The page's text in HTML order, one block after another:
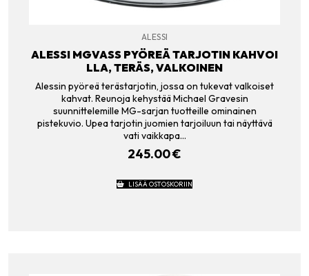
ALESSI
ALESSI MGVASS PYÖREÄ TARJOTIN KAHVOI
LLA, TERÄS, VALKOINEN
Alessin pyöreä terästarjotin, jossa on tukevat valkoiset
kahvat. Reunoja kehystää Michael Gravesin
suunnittelemille MG-sarjan tuotteille ominainen
pistekuvio. Upea tarjotin juomien tarjoiluun tai näyttävä
vati vaikkapa…
245.00€
LISÄÄ OSTOSKORIIN